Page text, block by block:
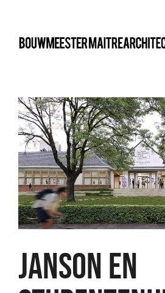
bma
Janson en